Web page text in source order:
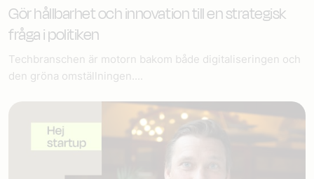
Gör hållbarhet och innovation till en strategisk
fråga i politiken
Techbranschen är motorn bakom både digitaliseringen och
den gröna omställningen....